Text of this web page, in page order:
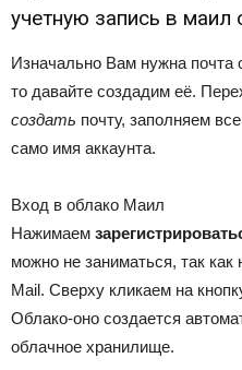
учетную запись в маил
Изначально Вам нужна почта
то давайте создадим её.
создать почту, заполняем
само имя аккаунта.
Вход в облако Маил
Нажимаем
можно не заниматься, так как
Mail. Сверху кликаем на
Облако-оно создается
облачное хранилище.